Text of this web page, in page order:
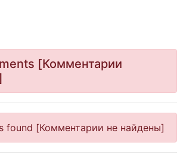
[Комментарии
found [Комментарии не найдены]